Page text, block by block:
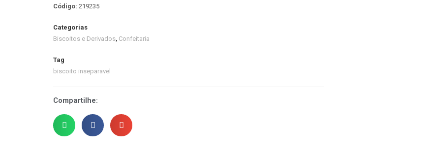
Código: 219235
Categorias
Biscoitos e Derivados, Confeitaria
Tag
biscoito inseparavel
Compartilhe: